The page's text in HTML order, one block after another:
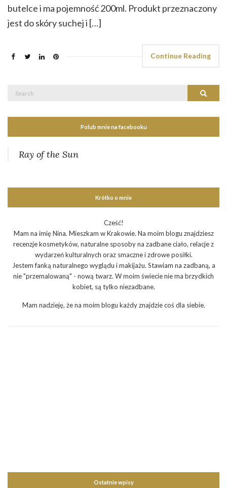
butelce i ma pojemność 200ml. Produkt przeznaczony
jest do skóry suchej i […]
Continue Reading
Search
Search
Polub mnie na facebooku
Ray of the Sun
Krótko o mnie
Cześć!
Mam na imię Nina. Mieszkam w Krakowie. Na moim blogu znajdziesz
recenzje kosmetyków, naturalne sposoby na zadbane ciało, relacje z
wydarzeń kulturalnych oraz smaczne i zdrowe posiłki.
Jestem fanką naturalnego wyglądu i makijażu. Stawiam na zadbaną, a
nie "przemalowaną" - nową twarz. W moim świecie nie ma brzydkich
kobiet, są tylko niezadbane.
Mam nadzieję, że na moim blogu każdy znajdzie coś dla siebie.
Ostatnie wpisy